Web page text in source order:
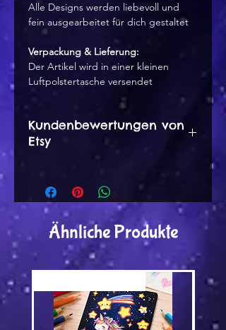
Alle Designs werden liebevoll und
fein ausgearbeitet für dich gestaltet
Verpackung & Lieferung:
Der Artikel wird in einer kleinen
Luftpolstertasche versendet
Kundenbewertungen von
Etsy
5 von 5 Sternen
süßer Magnet, der ganze
Kühlschrank ist schon voll mit
dem kleinen Kater. schneller
Versand, alles super 👍
Ähnliche Produkte